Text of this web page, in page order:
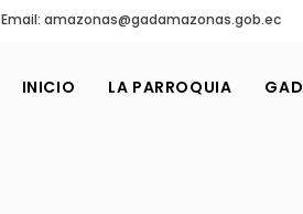
Email: amazonas@gadamazonas.gob.ec
INICIO LA PARROQUIA GAD